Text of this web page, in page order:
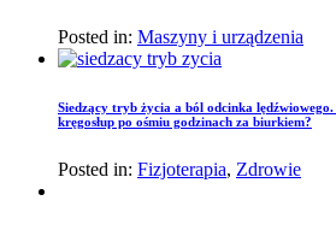
Posted in: Maszyny i urządzenia
Siedzący tryb życia a ból odcinka
kręgosłup po ośmiu godzinach za biurkiem?
Posted in: Fizjoterapia, Zdrowie